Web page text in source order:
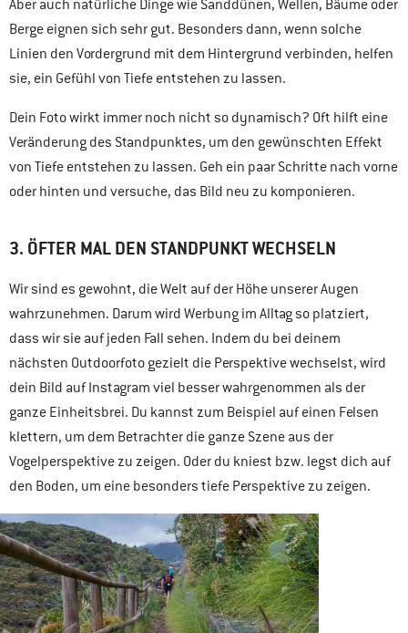
Aber auch natürliche Dinge wie Sanddünen, Wellen, Bäume oder
Berge eignen sich sehr gut. Besonders dann, wenn solche
Linien den Vordergrund mit dem Hintergrund verbinden, helfen
sie, ein Gefühl von Tiefe entstehen zu lassen.
Dein Foto wirkt immer noch nicht so dynamisch? Oft hilft eine
Veränderung des Standpunktes, um den gewünschten Effekt
von Tiefe entstehen zu lassen. Geh ein paar Schritte nach vorne
oder hinten und versuche, das Bild neu zu komponieren.
3. ÖFTER MAL DEN STANDPUNKT WECHSELN
Wir sind es gewohnt, die Welt auf der Höhe unserer Augen
wahrzunehmen. Darum wird Werbung im Alltag so platziert,
dass wir sie auf jeden Fall sehen. Indem du bei deinem
nächsten Outdoorfoto gezielt die Perspektive wechselst, wird
dein Bild auf Instagram viel besser wahrgenommen als der
ganze Einheitsbrei. Du kannst zum Beispiel auf einen Felsen
klettern, um dem Betrachter die ganze Szene aus der
Vogelperspektive zu zeigen. Oder du kniest bzw. legst dich auf
den Boden, um eine besonders tiefe Perspektive zu zeigen.